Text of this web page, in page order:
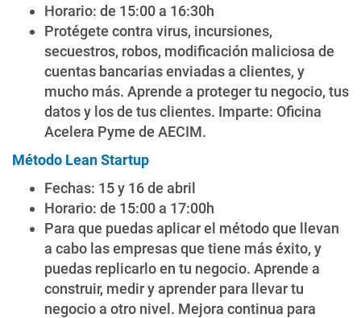
Horario: de 15:00 a 16:30h
Protégete contra virus, incursiones,
secuestros, robos, modificación maliciosa de
cuentas bancarias enviadas a clientes, y
mucho más. Aprende a proteger tu negocio, tus
datos y los de tus clientes. Imparte: Oficina
Acelera Pyme de AECIM.
Método Lean Startup
Fechas: 15 y 16 de abril
Horario: de 15:00 a 17:00h
Para que puedas aplicar el método que llevan
a cabo las empresas que tiene más éxito, y
puedas replicarlo en tu negocio. Aprende a
construir, medir y aprender para llevar tu
negocio a otro nivel. Mejora continua para